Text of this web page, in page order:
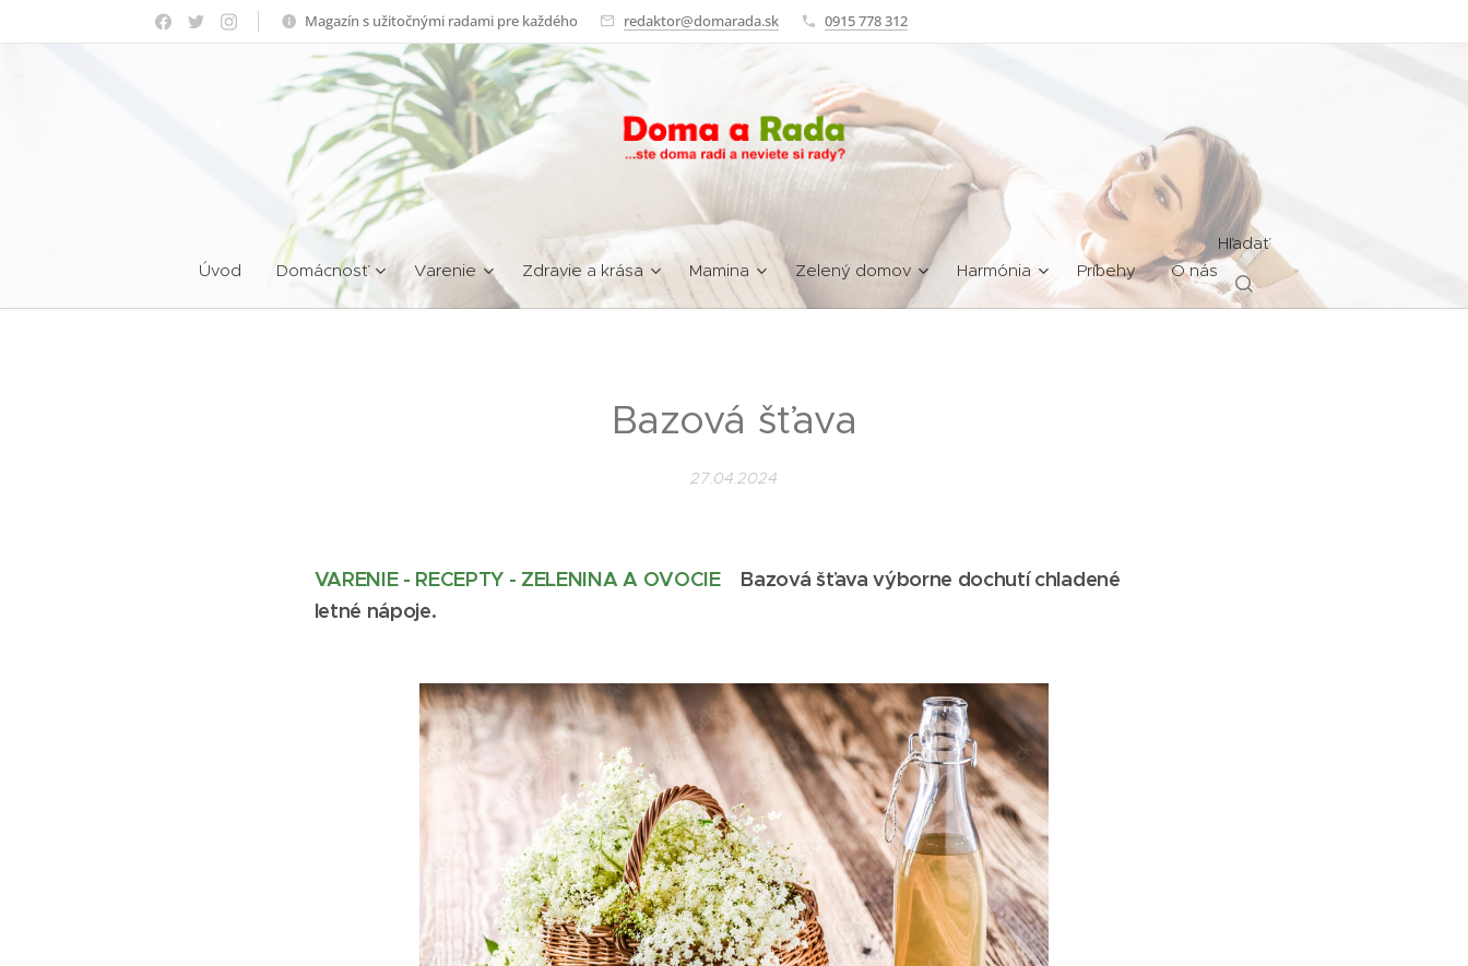
Magazín s užitočnými radami pre každého redaktor@domarada.sk 0915 778 312
Úvod Domácnosť Varenie Zdravie a krása Mamina Zelený domov Harmónia Príbehy O nás
Hľadať
Bazová šťava
27.04.2024
VARENIE - RECEPTY - ZELENINA A OVOCIE
Bazová šťava výborne dochutí chladené
letné nápoje.